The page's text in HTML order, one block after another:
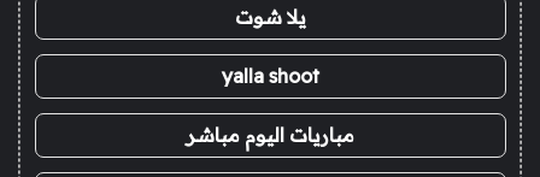
يلا شوت
yalla shoot
مباريات اليوم مباشر